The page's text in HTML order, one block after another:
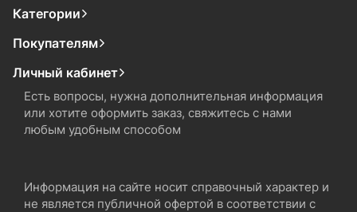
Категории
Покупателям
Личный кабинет
Есть вопросы, нужна дополнительная информация
или хотите оформить заказ, свяжитесь с нами
любым удобным способом
Информация на сайте носит справочный характер и
не является публичной офертой в соответствии с